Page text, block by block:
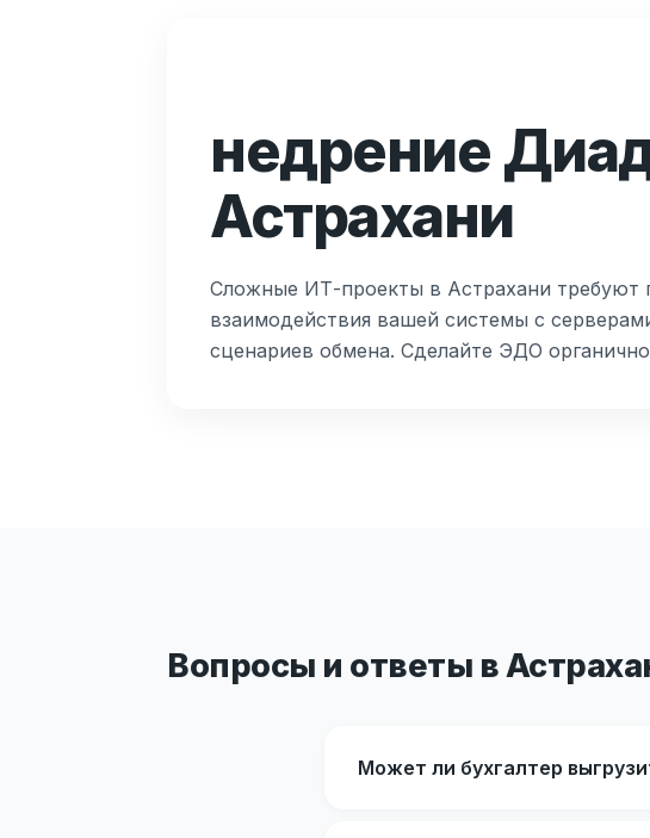
недрение
Астрахани
Сложные ИТ-проекты в Астрахани требуют
взаимодействия вашей системы с
сценариев обмена. Сделайте ЭДО
Вопросы и ответы в
Может ли бухгалтер